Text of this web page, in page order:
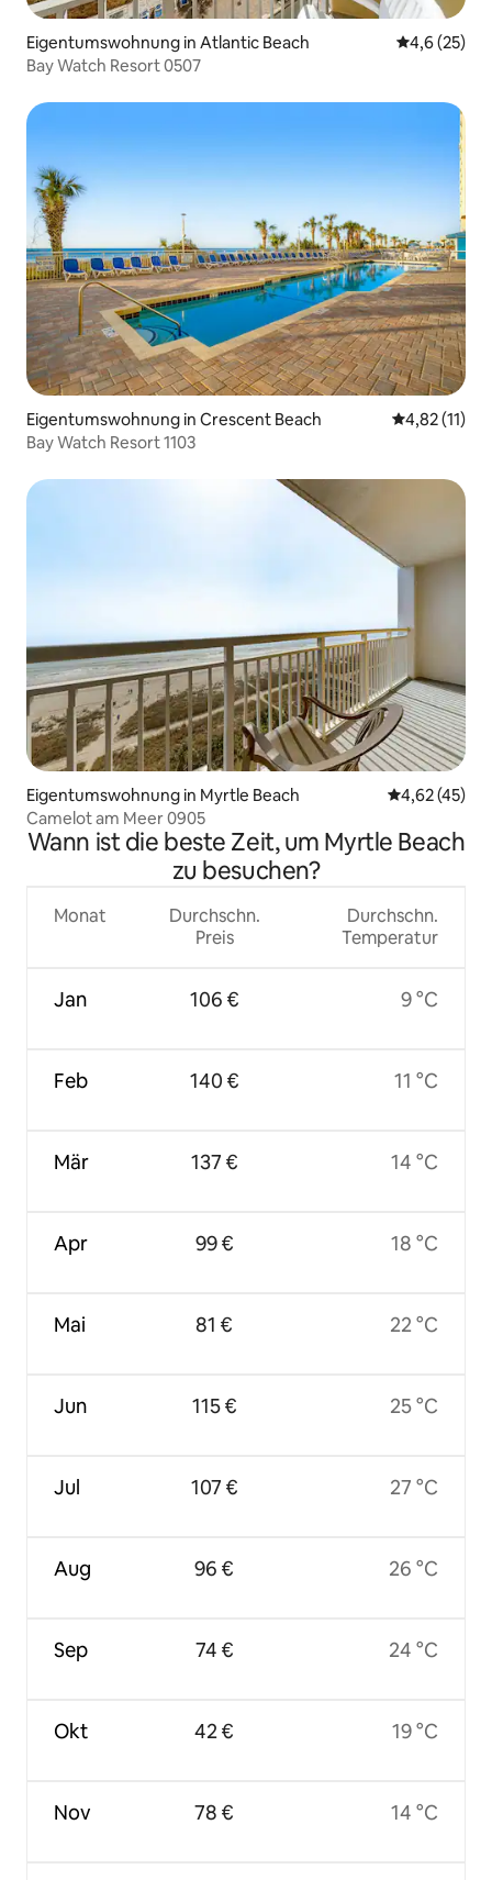
Eigentumswohnung in Atlantic Beach
4,6 (25)
Bay Watch Resort 0507
Eigentumswohnung in Crescent Beach
4,82 (11)
Bay Watch Resort 1103
Eigentumswohnung in Myrtle Beach
4,62 (45)
Camelot am Meer 0905
Wann ist die beste Zeit, um Myrtle Beach
zu besuchen?
Monat
Jan
Feb
Mär
Apr
Mai
Jun
Jul
Aug
Sep
Okt
Nov
Durchschn.
Preis
106 €
140 €
137 €
99 €
81 €
115 €
107 €
96 €
74 €
42 €
78 €
Durchschn.
Temperatur
9 °C
11 °C
14 °C
18 °C
22 °C
25 °C
27 °C
26 °C
24 °C
19 °C
14 °C